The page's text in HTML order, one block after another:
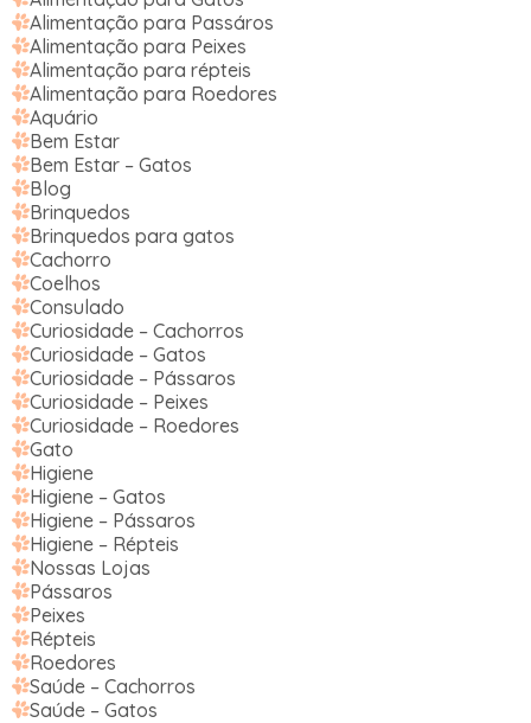
Alimentação para Passáros
Alimentação para Peixes
Alimentação para répteis
Alimentação para Roedores
Aquário
Bem Estar
Bem Estar – Gatos
Blog
Brinquedos
Brinquedos para gatos
Cachorro
Coelhos
Consulado
Curiosidade – Cachorros
Curiosidade – Gatos
Curiosidade – Pássaros
Curiosidade – Peixes
Curiosidade – Roedores
Gato
Higiene
Higiene – Gatos
Higiene – Pássaros
Higiene – Répteis
Nossas Lojas
Pássaros
Peixes
Répteis
Roedores
Saúde – Cachorros
Saúde – Gatos